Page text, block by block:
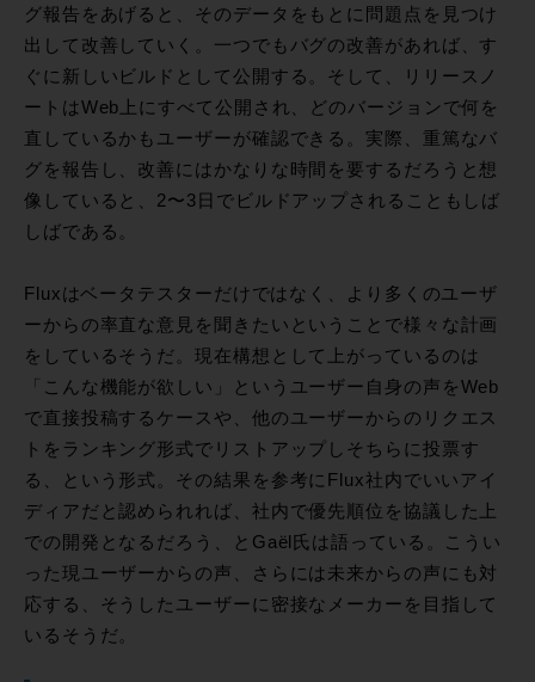
グ報告をあげると、そのデータをもとに問題点を見つけ
出して改善していく。一つでもバグの改善があれば、す
ぐに新しいビルドとして公開する。そして、リリースノ
ートはWeb上にすべて公開され、どのバージョンで何を
直しているかもユーザーが確認できる。実際、重篤なバ
グを報告し、改善にはかなりな時間を要するだろうと想
像していると、2〜3日でビルドアップされることもしば
しばである。
Fluxはベータテスターだけではなく、より多くのユーザ
ーからの率直な意見を聞きたいということで様々な計画
をしているそうだ。現在構想として上がっているのは
「こんな機能が欲しい」というユーザー自身の声をWeb
で直接投稿するケースや、他のユーザーからのリクエス
トをランキング形式でリストアップしそちらに投票す
る、という形式。その結果を参考にFlux社内でいいアイ
ディアだと認められれば、社内で優先順位を協議した上
での開発となるだろう、とGaël氏は語っている。こうい
った現ユーザーからの声、さらには未来からの声にも対
応する、そうしたユーザーに密接なメーカーを目指して
いるそうだ。